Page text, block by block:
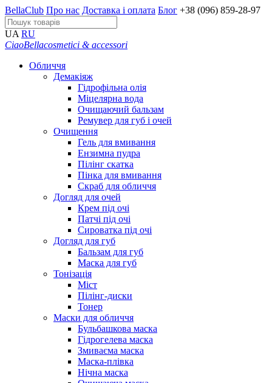
BellaClub Про нас Доставка і оплата Блог +38 (096) 859-28-97
UA RU
CiaoBellacosmetici & accessori
Обличчя
Демакіяж
Гідрофільна олія
Міцелярна вода
Очищаючий бальзам
Ремувер для губ і очей
Очищення
Гель для вмивання
Ензимна пудра
Пілінг скатка
Пінка для вмивання
Скраб для обличчя
Догляд для очей
Крем під очі
Патчі під очі
Сироватка під очі
Догляд для губ
Бальзам для губ
Маска для губ
Тонізація
Міст
Пілінг-диски
Тонер
Маски для обличчя
Бульбашкова маска
Гідрогелева маска
Змиваєма маска
Маска-плівка
Нічна маска